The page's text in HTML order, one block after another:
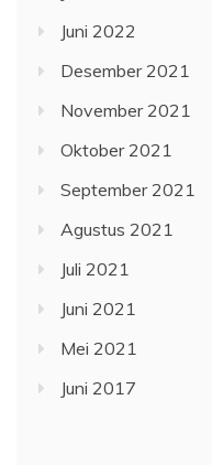
Juni 2022
Desember 2021
November 2021
Oktober 2021
September 2021
Agustus 2021
Juli 2021
Juni 2021
Mei 2021
Juni 2017